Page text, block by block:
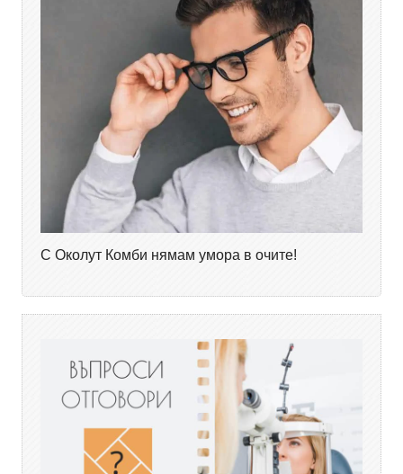
С Околут Комби нямам умора в очите!